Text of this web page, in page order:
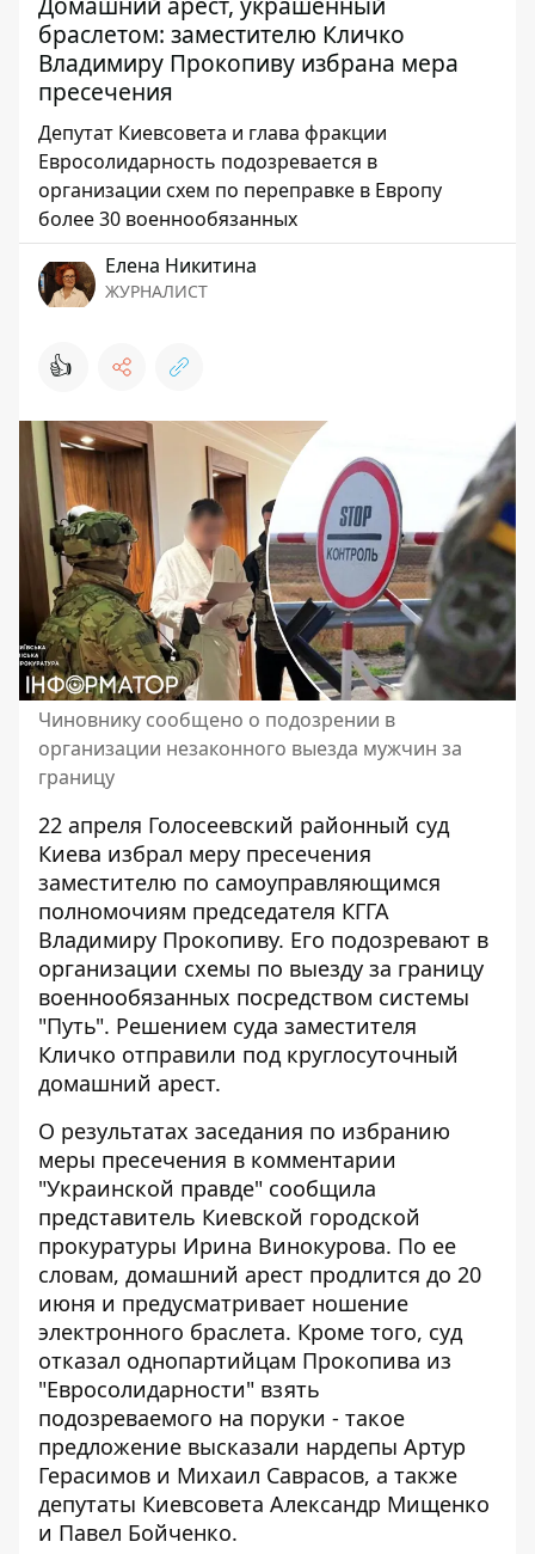
браслетом: заместителю Кличко
Владимиру Прокопиву избрана мера
пресечения
Депутат Киевсовета и глава фракции
Евросолидарность подозревается в
организации схем по переправке в Европу
более 30 военнообязанных
Елена Никитина
ЖУРНАЛИСТ
👍
Чиновнику сообщено о подозрении в
организации незаконного выезда мужчин за
границу
22 апреля Голосеевский районный суд
Киева избрал меру пресечения
заместителю по самоуправляющимся
полномочиям председателя КГГА
Владимиру Прокопиву. Его подозревают в
организации схемы по выезду за границу
военнообязанных посредством системы
"Путь". Решением суда заместителя
Кличко отправили под круглосуточный
домашний арест.
О результатах заседания по избранию
меры пресечения в комментарии
"Украинской правде" сообщила
представитель Киевской городской
прокуратуры Ирина Винокурова. По ее
словам, домашний арест продлится до 20
июня и предусматривает ношение
электронного браслета. Кроме того, суд
отказал однопартийцам Прокопива из
"Евросолидарности" взять
подозреваемого на поруки - такое
предложение высказали нардепы Артур
Герасимов и Михаил Саврасов, а также
депутаты Киевсовета Александр Мищенко
и Павел Бойченко.